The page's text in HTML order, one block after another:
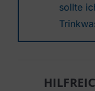
sollte